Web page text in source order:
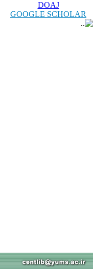
DOAJ
GOOGLE SCHOLAR